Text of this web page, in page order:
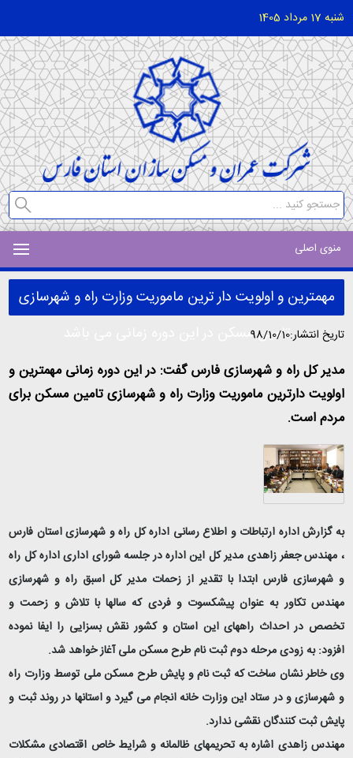
شنبه 17 مرداد 1405
منوی اصلی
مهمترین و اولویت دار ترین ماموریت وزارت راه و شهرسازی
تامین مسکن در این دوره زمانی می باشدتاریخ انتشار:98/10/10
مدیر کل راه و شهرسازی فارس گفت: در این دوره زمانی مهمترین و
اولویت دارترین ماموریت وزارت راه و شهرسازی تامین مسکن برای
مردم است.
به گزارش اداره ارتباطات و اطلاع رسانی اداره کل راه و شهرسازی استان فارس
، مهندس جعفر زاهدی مدیر کل این اداره در جلسه شورای اداری اداره کل راه
و شهرسازی فارس ابتدا با تقدیر از زحمات مدیر کل اسبق راه و شهرسازی
مهندس تکاور به عنوان پیشکسوت و فردی که سالها با تلاش و زحمت و
تخصص در احداث راههای این استان و کشور نقش بسزایی را ایفا نموده
افزود: به زودی مرحله دوم ثبت نام طرح مسکن ملی آغاز خواهد شد.
وی خاطر نشان ساخت که ثبت نام و پایش طرح مسکن ملی توسط وزارت راه
و شهرسازی و در ستاد این وزارت خانه انجام می گیرد و استانها در روند ثبت و
پایش ثبت کنندگان نقشی ندارد.
مهندس زاهدی اشاره به تحریمهای ظالمانه و شرایط خاص اقتصادی مشکلات